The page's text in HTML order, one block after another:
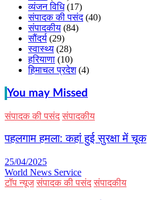
व्यंजन विधि(17)
संपादक की पसंद(40)
संपादकीय (84)
सौंदर्य (29)
स्वास्थ्य (28)
हरियाणा (10)
हिमाचल प्रदेश(4)
You may Missed
संपादक की पसंद संपादकीय
पहलगाम हमला: कहां हुई सुरक्षा में चूक
25/04/2025
World News Service
टॉप न्यूज संपादक की पसंद संपादकीय